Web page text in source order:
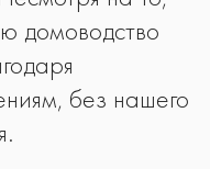
домоводство
без нашего